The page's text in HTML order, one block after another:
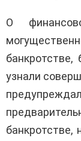
О
узнали
банкротстве,